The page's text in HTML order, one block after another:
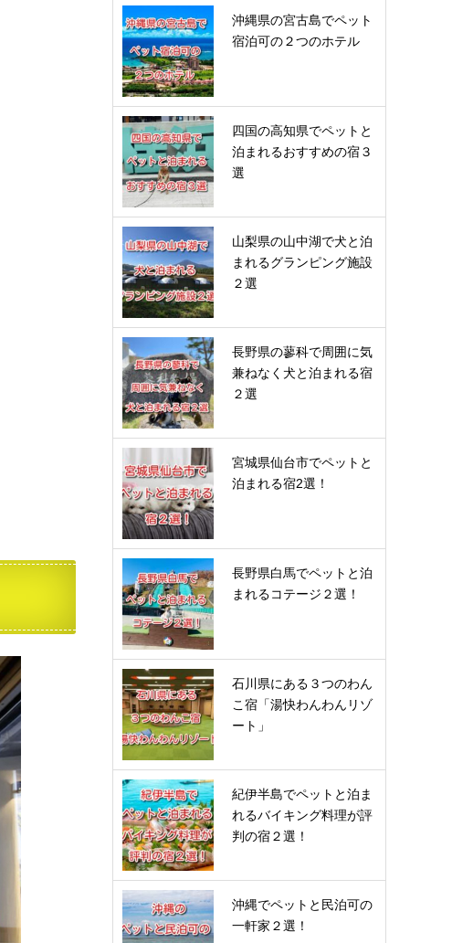
沖縄県の宮古島でペット
宿泊可の２つのホテル
四国の高知県でペットと
泊まれるおすすめの宿３
選
山梨県の山中湖で犬と泊
まれるグランピング施設
２選
長野県の蓼科で周囲に気
兼ねなく犬と泊まれる宿
２選
宮城県仙台市でペットと
泊まれる宿2選！
長野県白馬でペットと泊
まれるコテージ２選！
石川県にある３つのわん
こ宿「湯快わんわんリゾ
ート」
紀伊半島でペットと泊ま
れるバイキング料理が評
判の宿２選！
沖縄でペットと民泊可の
一軒家２選！